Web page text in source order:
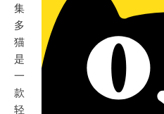
集
多
猫
是
一
款
轻